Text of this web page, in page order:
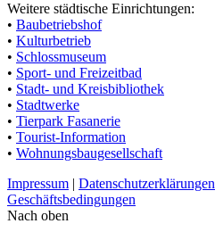
Weitere städtische Einrichtungen:
• Baubetriebshof
• Kulturbetrieb
• Schlossmuseum
• Sport- und Freizeitbad
• Stadt- und Kreisbibliothek
• Stadtwerke
• Tierpark Fasanerie
• Tourist-Information
• Wohnungsbaugesellschaft
Impressum | Datenschutzerklärungen
Geschäftsbedingungen
Nach oben